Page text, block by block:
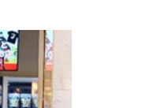
052-218-2010